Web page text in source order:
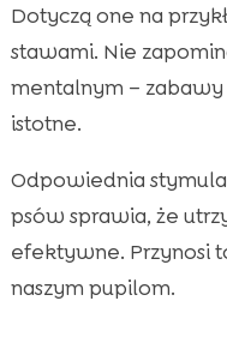
Dotyczą one na
stawami. Nie
mentalnym – zabawy
istotne.
Odpowiednia
psów sprawia, że
efektywne. Przynosi
naszym pupilom.